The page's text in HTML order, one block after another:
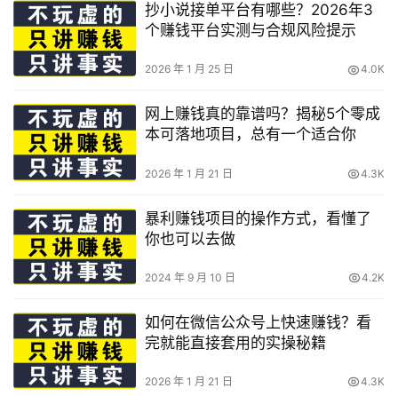
抄小说接单平台有哪些？2026年3
个赚钱平台实测与合规风险提示
2026 年 1 月 25 日 4.0K
网上赚钱真的靠谱吗？揭秘5个零成
本可落地项目，总有一个适合你
2026 年 1 月 21 日 4.3K
暴利赚钱项目的操作方式，看懂了
你也可以去做
2024 年 9 月 10 日 4.2K
如何在微信公众号上快速赚钱？看
完就能直接套用的实操秘籍
2026 年 1 月 21 日 4.3K